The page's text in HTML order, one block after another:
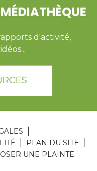
d'activité,
PLAN DU SITE
UNE PLAINTE